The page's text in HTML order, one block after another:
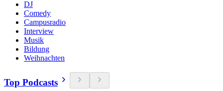
DJ
Comedy
Campusradio
Interview
Musik
Bildung
Weihnachten
Top Podcasts